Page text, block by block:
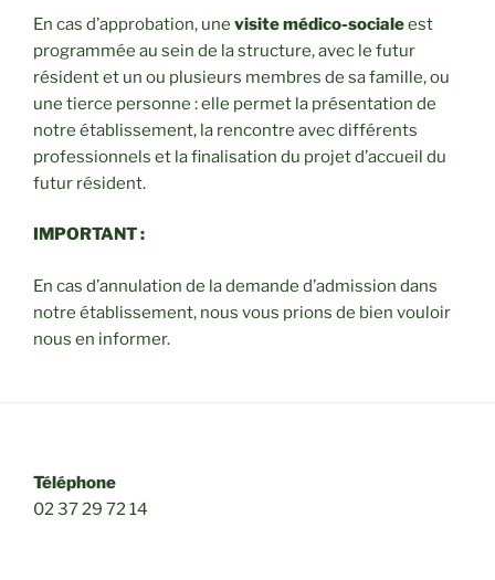
En cas d’approbation, une visite médico-socialeest
programmée au sein de la structure, avec le futur
résident et un ou plusieurs membres de sa famille, ou
une tierce personne : elle permet la présentation de
notre établissement, la rencontre avec différents
professionnels et la finalisation du projet d’accueil du
futur résident.
IMPORTANT :
En cas d’annulation de la demande d’admission dans
notre établissement, nous vous prions de bien vouloir
nous en informer.
Téléphone
02 37 29 72 14